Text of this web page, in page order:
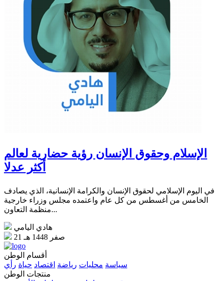
الإسلام وحقوق الإنسان رؤية حضارية لعالم
أكثر عدلا
في اليوم الإسلامي لحقوق الإنسان والكرامة الإنسانية، الذي يصادف
الخامس من أغسطس من كل عام واعتمده مجلس وزراء خارجية
منظمة التعاون...
هادي اليامي
21 صفر 1448 هـ
أقسام الوطن
سياسة محليات رياضة اقتصاد حياة رأي
منتجات الوطن